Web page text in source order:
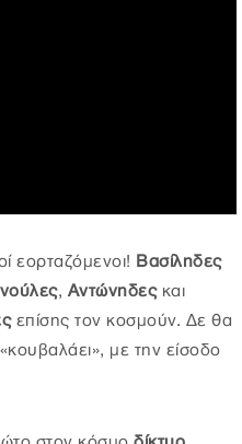
εορταζόμενοι! Βασίληδες
, Αντώνηδεςκαι
επίσης τον κοσμούν. Δε θα
με την είσοδο